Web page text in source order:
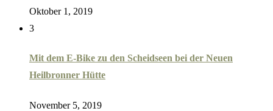
Oktober 1, 2019
3
Mit dem E-Bike zu den Scheidseen bei der Neuen
Heilbronner Hütte
November 5, 2019